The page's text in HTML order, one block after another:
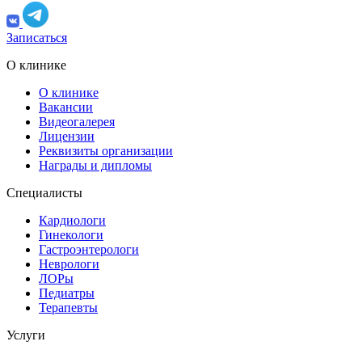
Записаться
О клинике
О клинике
Вакансии
Видеогалерея
Лицензии
Реквизиты организации
Награды и дипломы
Специалисты
Кардиологи
Гинекологи
Гастроэнтерологи
Неврологи
ЛОРы
Педиатры
Терапевты
Услуги